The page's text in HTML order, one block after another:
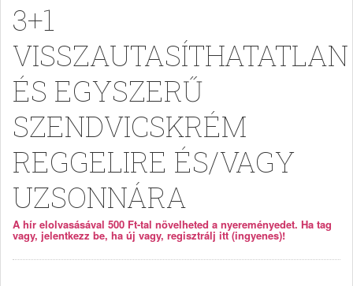
3+1
VISSZAUTASÍTHATATLAN
ÉS EGYSZERŰ
SZENDVICSKRÉM
REGGELIRE ÉS/VAGY
UZSONNÁRA
A hír elolvasásával 500 Ft-tal növelheted a nyereményedet. Ha tag
vagy, jelentkezz be, ha új vagy, regisztrálj itt (ingyenes)!